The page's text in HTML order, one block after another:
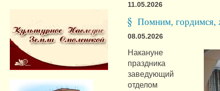
11.05.2026
Помним, гордимся,
08.05.2026
Накануне
праздника
заведующий
отделом